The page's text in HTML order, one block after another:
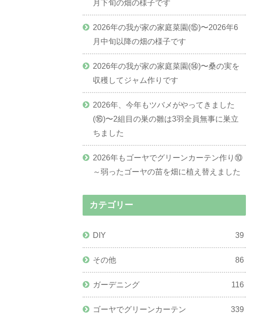
月下旬の畑の様子です
2026年の我が家の家庭菜園(⑮)〜2026年6
月中旬以降の畑の様子です
2026年の我が家の家庭菜園(⑭)〜桑の実を
収穫してジャム作りです
2026年、今年もツバメがやってきました
(⑯)〜2組目の巣の雛は3羽全員無事に巣立
ちました
2026年もゴーヤでグリーンカーテン作り⑩
～弱ったゴーヤの苗を畑に植え替えました
カテゴリー
DIY 39
その他 86
ガーデニング 116
ゴーヤでグリーンカーテン 339